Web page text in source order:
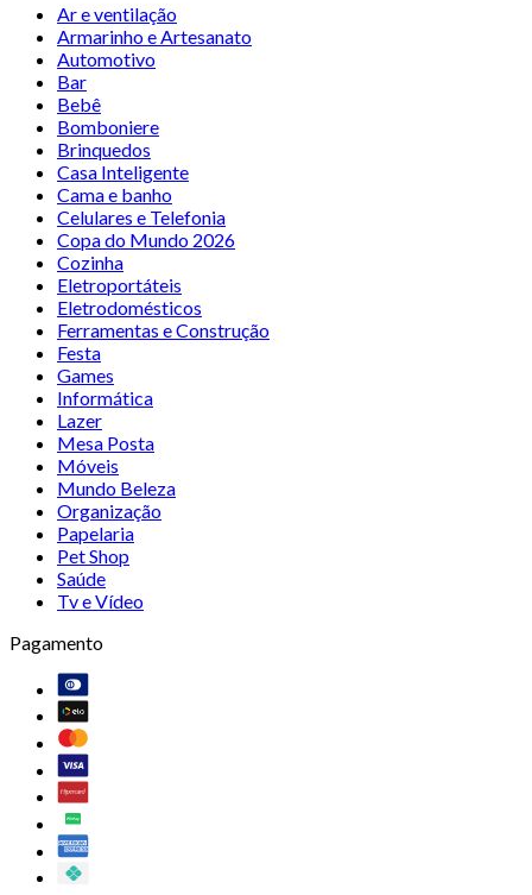
Ar e ventilação
Armarinho e Artesanato
Automotivo
Bar
Bebê
Bomboniere
Brinquedos
Casa Inteligente
Cama e banho
Celulares e Telefonia
Copa do Mundo 2026
Cozinha
Eletroportáteis
Eletrodomésticos
Ferramentas e Construção
Festa
Games
Informática
Lazer
Mesa Posta
Móveis
Mundo Beleza
Organização
Papelaria
Pet Shop
Saúde
Tv e Vídeo
Pagamento